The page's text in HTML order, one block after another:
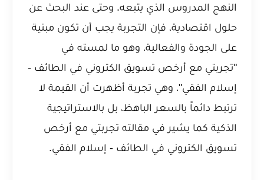
النهج المدروس الذي يتبعه. وحتى عند البحث عن
حلول اقتصادية، فإن التجربة يجب أن تكون مبنية
على الجودة والفعالية، وهو ما لمسته في
"تجربتي مع أرخص تسويق الكتروني في الطائف -
إسلام الفقي"، وهي تجربة أظهرت أن القيمة لا
ترتبط دائماً بالسعر الباهظ، بل بالاستراتيجية
الذكية كما يشير في مقالته تجربتي مع أرخص
تسويق الكتروني في الطائف - إسلام الفقي.